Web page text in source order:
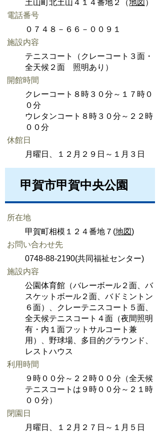
土山町北土山４１４番地２（地図 ）
電話番号
０７４８－６６－００９１
施設内容
テニスコート（クレーコート３面・
全天候２面 照明あり）
開館時間
クレーコート８時３０分～１７時０
０分
ウレタンコート８時３０分～２２時
００分
休館日
月曜日、１２月２９日～１月３日
甲賀市甲賀中央公園
所在地
甲賀町相模１２４番地７(地図)
お問い合わせ先
0748-88-2190(共同福祉センター)
施設内容
公園体育館（バレーボール２面、バ
スケットボール２面、バドミントン
６面）、クレーテニスコート５面、
全天候テニスコート４面（夜間照明
有・内１面フットサルコート兼
用）、野球場、多目的グラウンド、
レストハウス
利用時間
９時００分～２２時００分（全天候
テニスコートは９時００分～２１時
００分）
閉園日
月曜日、１２月２７日～１月５日